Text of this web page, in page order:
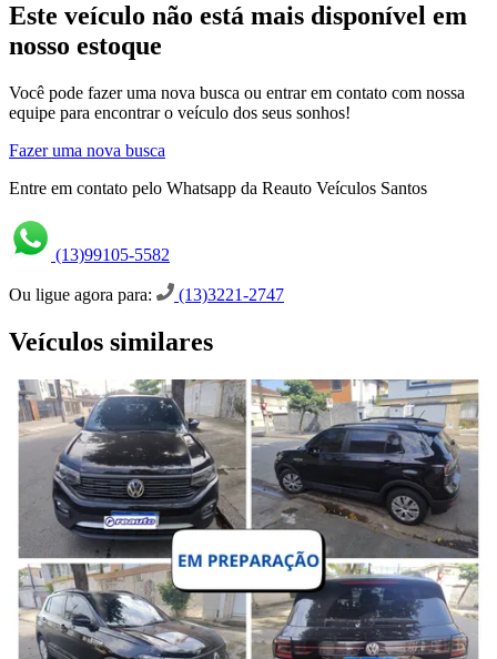
Este veículo não está mais disponível em
nosso estoque
Você pode fazer uma nova busca ou entrar em contato com nossa
equipe para encontrar o veículo dos seus sonhos!
Fazer uma nova busca
Entre em contato pelo Whatsapp da Reauto Veículos Santos
(13)99105-5582
Ou ligue agora para: (13)3221-2747
Veículos similares